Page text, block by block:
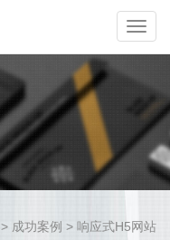
> 成功案例 > 响应式H5网站